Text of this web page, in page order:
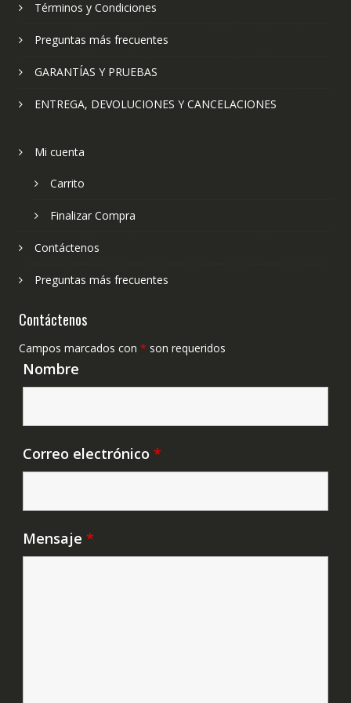
Términos y Condiciones
Preguntas más frecuentes
GARANTÍAS Y PRUEBAS
ENTREGA, DEVOLUCIONES Y CANCELACIONES
Mi cuenta
Carrito
Finalizar Compra
Contáctenos
Preguntas más frecuentes
Contáctenos
Campos marcados con * son requeridos
Nombre
Correo electrónico *
Mensaje *